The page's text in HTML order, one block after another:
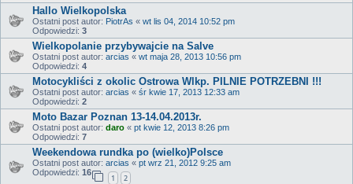
Hallo Wielkopolska
Ostatni post autor: PiotrAs « wt lis 04, 2014 10:52 pm
Odpowiedzi: 3
Wielkopolanie przybywajcie na Salve
Ostatni post autor: arcias « wt maja 28, 2013 10:56 pm
Odpowiedzi: 4
Motocykliści z okolic Ostrowa Wlkp. PILNIE POTRZEBNI !!!
Ostatni post autor: arcias « śr kwie 17, 2013 12:33 am
Odpowiedzi: 2
Moto Bazar Poznan 13-14.04.2013r.
Ostatni post autor: daro « pt kwie 12, 2013 8:26 pm
Odpowiedzi: 7
Weekendowa rundka po (wielko)Polsce
Ostatni post autor: arcias « pt wrz 21, 2012 9:25 am
Odpowiedzi: 16
1 2